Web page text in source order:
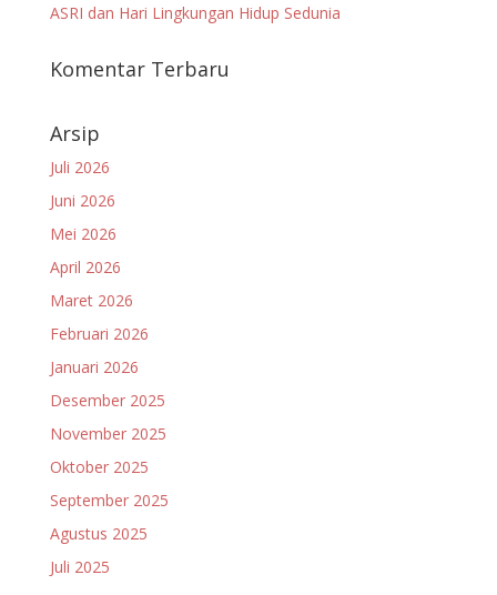
ASRI dan Hari Lingkungan Hidup Sedunia
Komentar Terbaru
Arsip
Juli 2026
Juni 2026
Mei 2026
April 2026
Maret 2026
Februari 2026
Januari 2026
Desember 2025
November 2025
Oktober 2025
September 2025
Agustus 2025
Juli 2025